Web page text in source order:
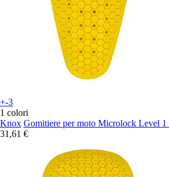
+-3
1 colori
Knox Gomitiere per moto Microlock Level 1
31,61 €